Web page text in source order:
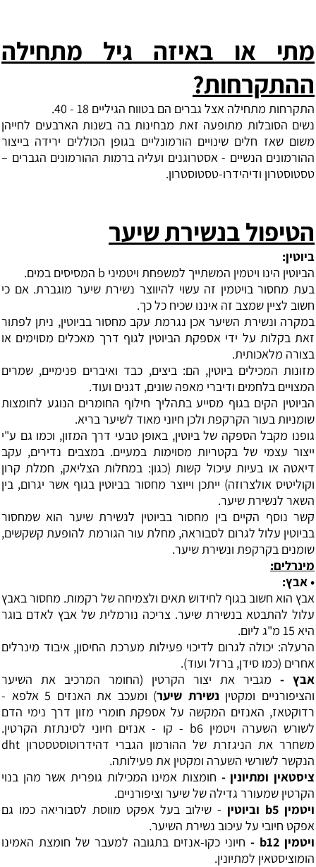
מתי או באיזה גיל מתחילה
ההתקרחות?
התקרחות מתחילה אצל גברים הם בטווח הגיליים 18 - 40.
נשים הסובלות מתופעה זאת מבחינות בה בשנות הארבעים לחייהן
משום שאז חלים שינויים הורמונליים בגופן הכוללים ירידה בייצור
ההורמונים הנשיים - אסטרוגנים ועליה ברמות ההורמונים הגברים –
טסטוסטרון ודיהידרו-טסטוסטרון.
הטיפול בנשירת שיער
ביוטין:
הביוטין הינו ויטמין המשתייך למשפחת ויטמיני b המסיסים במים.
בעת מחסור בויטמין זה עשוי להיווצר נשירת שיער מוגברת. אם כי
חשוב לציין שמצב זה איננו שכיח כל כך.
במקרה ונשירת השיער אכן נגרמת עקב מחסור בביוטין, ניתן לפתור
זאת בקלות על ידי אספקת הביוטין לגוף דרך מאכלים מסוימים או
בצורה מלאכותית.
מזונות המכילים ביוטין, הם: ביצים, כבד ואיברים פנימיים, שמרים
המצויים בלחמים ודיברי מאפה שונים, דגנים ועוד.
הביוטין הקים בגוף מסייע בתהליך חילוף החומרים הנוגע לחומצות
שומניות בעור הקרקפת ולכן חיוני מאוד לשיער בריא.
גופנו מקבל הספקה של ביוטין, באופן טבעי דרך המזון, וכמו גם ע"י
ייצור עצמי של בקטריות מסוימות במעיים. במצבים נדירים, עקב
דיאטה או בעיות עיכול קשות (כגון: במחלות הצליאק, חמלת קרון
וקוליטיס אולצרוזה) ייתכן וייוצר מחסור בביוטין בגוף אשר יגרום, בין
השאר לנשירת שיער.
קשר נוסף הקיים בין מחסור בביוטין לנשירת שיער הוא שמחסור
בביוטין עלול לגרום לסבוראה, מחלת עור הגורמת להופעת קשקשים,
שומנים בקרקפת ונשירת שיער.
מינרלים:
• אבץ:
אבץ הוא חשוב בגוף לחידוש תאים ולצמיחה של רקמות. מחסור באבץ
עלול להתבטא בנשירת שיער. צריכה נורמלית של אבץ לאדם בוגר
היא 15 מ"ג ליום.
הרעלה: יכולה לגרום לדיכוי פעילות מערכת החיסון, איבוד מינרלים
אחרים (כמו סידן, ברזל ועוד).
אבץ - מגביר את יצור הקרטין (החומר המרכיב את השיער
והציפורניים ומקטין נשירת שיער
) ומעכב את האנזים 5 אלפא -
רדוקטאז, האנזים המקשה על אספקת חומרי מזון דרך נימי הדם
לשורש השערה ויטמין b6
- קו - אנזים חיוני לסינתזת הקרטין.
משחרר את הניגזרת של ההורמון הגברי דהידרוטוסטסטרון dht
הנקשר לשורשי השערה ומקטין את פעילותה.
ציסטאין ומתיונין - חומצות אמינו המכילות גופרית אשר מהן בנוי
הקרטין שמעורר גדילה של שיער וציפורניים.
ויטמין b5
וביוטין - שילוב בעל אפקט מווסת לסבוריאה כמו גם
אפקט חיובי על עיכוב נשירת השיער.
ויטמין b12
- חיוני כקו-אנזים בתגובה למעבר של חומצת האמינו
הומוציסטאין למתיונין.